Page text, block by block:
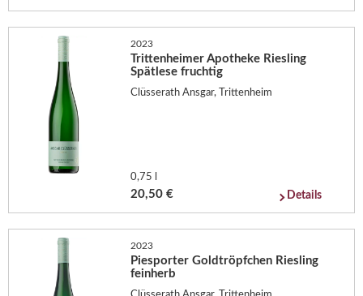
2023
Trittenheimer Apotheke Riesling
Spätlese fruchtig
Clüsserath Ansgar, Trittenheim
0,75 l
20,50 € Details
2023
Piesporter Goldtröpfchen Riesling
feinherb